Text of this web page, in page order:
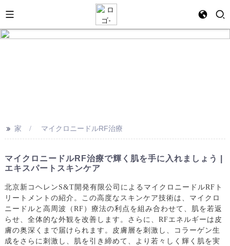
>> 家 マイクロニードルRF治療
マイクロニードルRF治療で輝く肌を手に入れましょう |
エキスパートスキンケア
北京新コヘレンS&T開発有限公司によるマイクロニードルRFト
リートメントの紹介。この高度なスキンケア技術は、マイクロ
ニードルと高周波（RF）療法の利点を組み合わせて、肌を若返
らせ、全体的な外観を改善します。さらに、RFエネルギーは皮
膚の奥深くまで届けられます。皮膚層を刺激し、コラーゲン生
成をさらに刺激し、肌を引き締めて、より若々しく輝く肌を実